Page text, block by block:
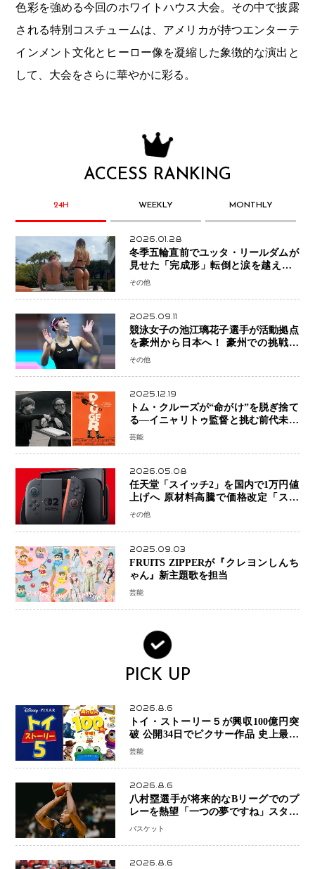
色彩を強める今回のホワイトハウス大会。その中で披露
される特別コスチュームは、アメリカが持つエンターテ
インメント文化とヒーロー像を凝縮した象徴的な演出と
して、大会をさらに華やかに彩る。
ACCESS RANKING
24H WEEKLY MONTHLY
2026.01.28
冬季五輪直前でユッタ・リールダムが
見せた「完成形」転倒と涙を越えて─
ミラノで金を狙うオランダ女王の現在
その他
2025.09.11
競泳女子の池江璃花子選手が活動拠点
を豪州から日本へ！ 豪州での挑戦を
糧に、28年ロサンゼルス五輪へ再始動
その他
2025.12.19
トム・クルーズが“命がけ”を脱ぎ捨て
る―イニャリトゥ監督と挑む前代未聞
の大惨事コメディ「DIGGER ディガ
芸能
2026.05.08
任天堂「スイッチ2」を国内で1万円値
上げへ 原材料高騰で価格改定「スイ
ッチオンライン」も引き上げ
その他
2025.09.03
FRUITS ZIPPERが『クレヨンしんち
ゃん』新主題歌を担当
芸能
PICK UP
2026.8.6
トイ・ストーリー５が興収100億円突
破 公開34日でピクサー作品 史上最速
日本歴代シリーズ最高更新も目前
芸能
2026.8.6
八村塁選手が将来的なBリーグでのプ
レーを熱望「一つの夢ですね」スター
帰還がリーグ価値を押し上げる可能性
バスケット
2026.8.6